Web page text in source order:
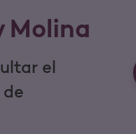
Molina
el